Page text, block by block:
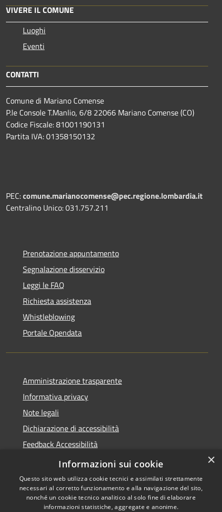
VIVERE IL COMUNE
Luoghi
Eventi
CONTATTI
Comune di Mariano Comense
P.le Console T.Manlio, 6/8 22066 Mariano Comense (CO)
Codice Fiscale: 81001190131
Partita IVA: 01358150132
PEC:comune.marianocomense@pec.regione.lombardia.it
Centralino Unico: 031.757.211
Prenotazione appuntamento
Segnalazione disservizio
Leggi le FAQ
Richiesta assistenza
Whistleblowing
Portale Opendata
Amministrazione trasparente
Informativa privacy
Note legali
Dichiarazione di accessibilità
Feedback Accessibilità
Fatturare al comune
×
Informazioni sui cookie
Questo sito web utilizza cookie tecnici e assimilati strettamente
necessari al corretto funzionamento e alla navigazione del sito,
nonché un cookie tecnico analitico al solo fine di elaborare
informazioni statistiche, aggregate e anonime.